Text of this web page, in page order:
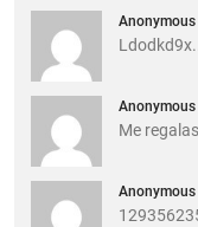
Anonymous
Anonymous
Me
Anonymous